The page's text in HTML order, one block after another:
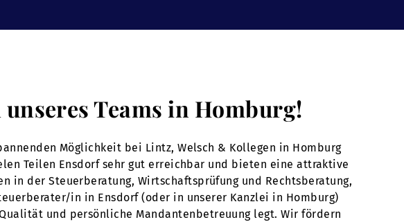
Teams in Homburg!
Möglichkeit bei Lintz, Welsch & Kollegen in Homburg
Teilen Ensdorf sehr gut erreichbar und bieten eine attraktive
in der Steuerberatung, Wirtschaftsprüfung und Rechtsberatung,
in in Ensdorf (oder in unserer Kanzlei in Homburg)
und persönliche Mandantenbetreuung legt. Wir fördern